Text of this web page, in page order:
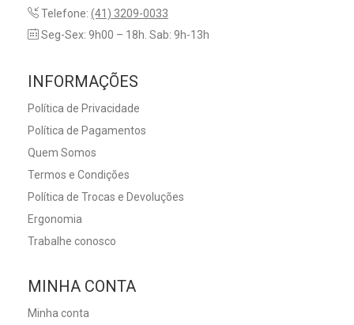
Telefone: (41) 3209-0033
Seg-Sex: 9h00 – 18h. Sab: 9h-13h
INFORMAÇÕES
Política de Privacidade
Política de Pagamentos
Quem Somos
Termos e Condições
Política de Trocas e Devoluções
Ergonomia
Trabalhe conosco
MINHA CONTA
Minha conta